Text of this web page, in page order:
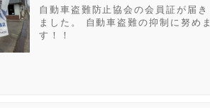
自動車盗難防止協会の会員証が届き
ました。 自動車盗難の抑制に努めま
す！！